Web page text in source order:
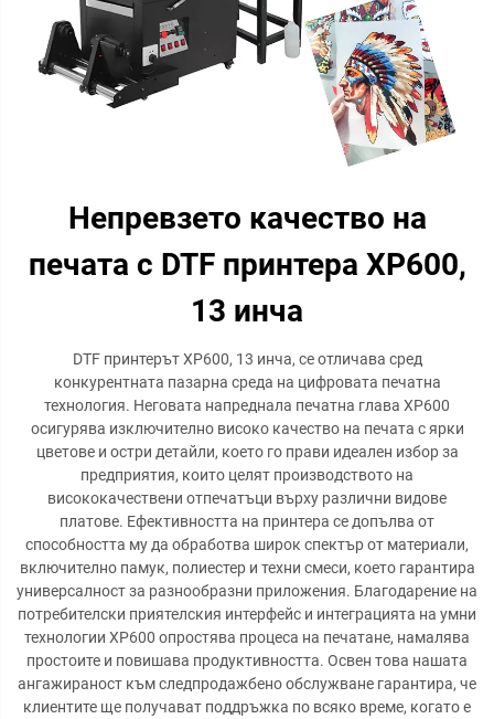
Непревзето качество на
печата с DTF принтера XP600,
13 инча
DTF принтерът XP600, 13 инча, се отличава сред
конкурентната пазарна среда на цифровата печатна
технология. Неговата напреднала печатна глава XP600
осигурява изключително високо качество на печата с ярки
цветове и остри детайли, което го прави идеален избор за
предприятия, които целят производството на
висококачествени отпечатъци върху различни видове
платове. Ефективността на принтера се допълва от
способността му да обработва широк спектър от материали,
включително памук, полиестер и техни смеси, което гарантира
универсалност за разнообразни приложения. Благодарение на
потребителски приятелския интерфейс и интеграцията на умни
технологии XP600 опростява процеса на печатане, намалява
простоите и повишава продуктивността. Освен това нашата
ангажираност към следпродажбено обслужване гарантира, че
клиентите ще получават поддръжка по всяко време, когато е